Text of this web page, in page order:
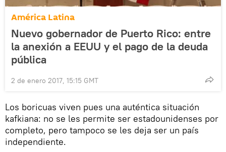
América Latina
Nuevo gobernador de Puerto Rico: entre
la anexión a EEUU y el pago de la deuda
pública
2 de enero 2017, 15:15 GMT
Los boricuas viven pues una auténtica situación
kafkiana: no se les permite ser estadounidenses por
completo, pero tampoco se les deja ser un país
independiente.